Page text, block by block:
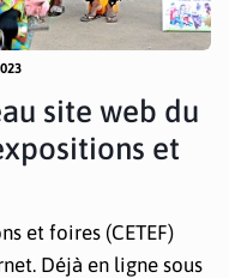
site web du
et
et foires (CETEF)
Déjà en ligne sous